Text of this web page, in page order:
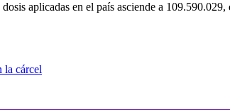
aplicadas en el país asciende a
la cárcel